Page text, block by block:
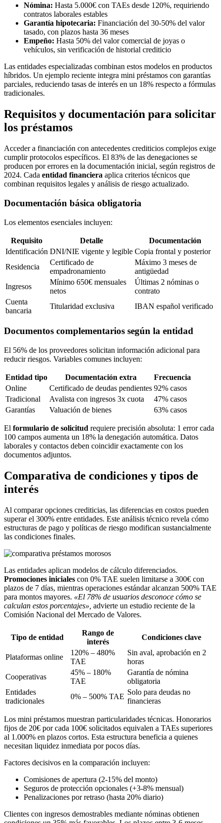
Nómina: Hasta 5.000€ con TAEs desde 120%, requiriendo
contratos laborales estables
Garantía hipotecaria: Financiación del 30-50% del valor
tasado, con plazos hasta 36 meses
Empeño: Hasta 50% del valor comercial de joyas o
vehículos, sin verificación de historial crediticio
Las entidades especializadas combinan estos modelos en productos
híbridos. Un ejemplo reciente integra mini préstamos con garantías
parciales, reduciendo tasas de interés en un 18% respecto a fórmulas
tradicionales.
Requisitos y documentación para solicitar
los préstamos
Acceder a financiación con antecedentes crediticios complejos exige
cumplir protocolos específicos. El 83% de las denegaciones se
producen por errores en la documentación inicial, según registros de
2024. Cada entidad financiera aplica criterios técnicos que
combinan requisitos legales y análisis de riesgo actualizado.
Documentación básica obligatoria
Los elementos esenciales incluyen:
Requisito Detalle
Documentación
Identificación DNI/NIE vigente y legible Copia frontal y posterior
Residencia
Certificado de
empadronamiento
Máximo 3 meses de
antigüedad
Ingresos
Mínimo 650€ mensuales
netos
Últimas 2 nóminas o
contrato
Cuenta
bancaria
Titularidad exclusiva IBAN español verificado
Documentos complementarios según la entidad
El 56% de los proveedores solicitan información adicional para
reducir riesgos. Variables comunes incluyen:
Entidad tipo Documentación extra
Frecuencia
Online
Certificado de deudas pendientes 92% casos
Tradicional
Avalista con ingresos 3x cuota
47% casos
Garantías
Valuación de bienes 63% casos
El formulario de solicitud requiere precisión absoluta: 1 error cada
100 campos aumenta un 18% la denegación automática. Datos
laborales y contactos deben coincidir exactamente con los
documentos adjuntos.
Comparativa de condiciones y tipos de
interés
Al comparar opciones crediticias, las diferencias en costos pueden
superar el 300% entre entidades. Este análisis técnico revela cómo
estructuras de pago y políticas de riesgo modifican sustancialmente
las condiciones finales.
Las entidades aplican modelos de cálculo diferenciados.
Promociones iniciales con 0% TAE suelen limitarse a 300€ con
plazos de 7 días, mientras operaciones estándar alcanzan 500% TAE
para montos mayores. «El 78% de usuarios desconoce cómo se
calculan estos porcentajes», advierte un estudio reciente de la
Comisión Nacional del Mercado de Valores.
Tipo de entidad
Rango de
interés
Condiciones clave
Plataformas online
120% – 480%
TAE
Sin aval, aprobación en 2
horas
Cooperativas
45% – 180%
TAE
Garantía de nómina
obligatoria
Entidades
tradicionales
0% – 500% TAE
Solo para deudas no
financieras
Los mini préstamos muestran particularidades técnicas. Honorarios
fijos de 20€ por cada 100€ solicitados equivalen a TAEs superiores
al 1.000% en plazos cortos. Esta estructura beneficia a quienes
necesitan liquidez inmediata por pocos días.
Factores decisivos en la comparación incluyen:
Comisiones de apertura (2-15% del monto)
Seguros de protección opcionales (+3-8% mensual)
Penalizaciones por retraso (hasta 20% diario)
Clientes con ingresos demostrables mediante nóminas obtienen